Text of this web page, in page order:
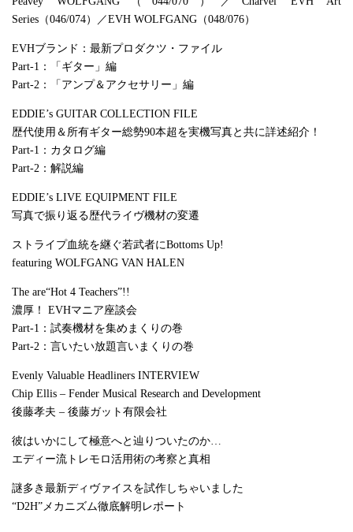
Series（046/074）／EVH WOLFGANG（048/076）
EVHブランド：最新プロダクツ・ファイル
Part-1：「ギター」編
Part-2：「アンプ＆アクセサリー」編
EDDIE’s GUITAR COLLECTION FILE
歴代使用＆所有ギター総勢90本超を実機写真と共に詳述紹介！
Part-1：カタログ編
Part-2：解説編
EDDIE’s LIVE EQUIPMENT FILE
写真で振り返る歴代ライヴ機材の変遷
ストライプ血統を継ぐ若武者にBottoms Up!
featuring WOLFGANG VAN HALEN
The are“Hot 4 Teachers”!!
濃厚！ EVHマニア座談会
Part-1：試奏機材を集めまくりの巻
Part-2：言いたい放題言いまくりの巻
Evenly Valuable Headliners INTERVIEW
Chip Ellis – Fender Musical Research and Development
後藤孝夫 – 後藤ガット有限会社
彼はいかにして極意へと辿りついたのか…
エディー流トレモロ活用術の考察と真相
謎多き最新ディヴァイスを試作しちゃいました
“D2H”メカニズム徹底解明レポート